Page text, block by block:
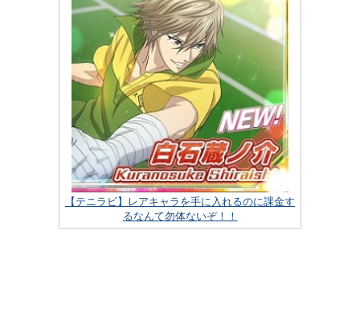
【テニラビ】レアキャラを手に入れるのに課金す
るなんて勿体ないぞ！！